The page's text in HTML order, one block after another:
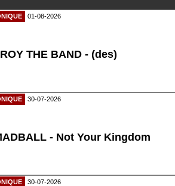
01-08-2026
THE BAND - (des)
30-07-2026
- Not Your Kingdom
30-07-2026